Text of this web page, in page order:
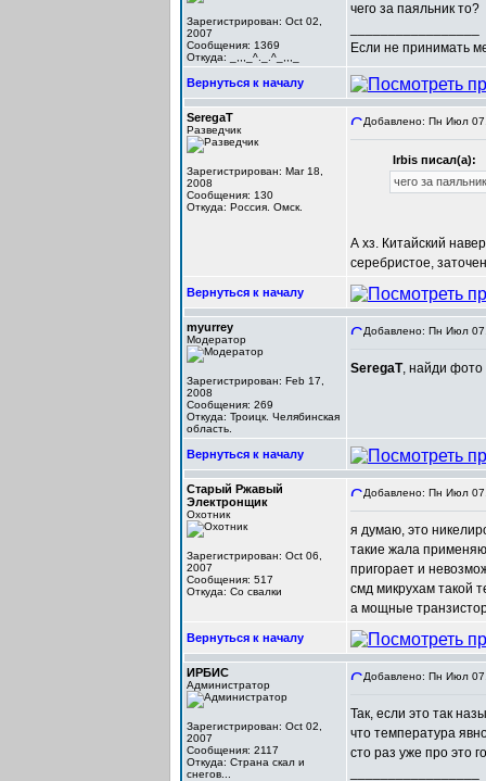
Зарегистрирован: Oct 02,
2007
Сообщения: 1369
Откуда: _,,,_^._.^_,,,_
чего за паяльник то?
Если не принимать
Вернуться к началу
SeregaT
Разведчик
Зарегистрирован: Mar 18,
2008
Сообщения: 130
Откуда: Россия. Омск.
Добавлено: Пн Июл
Irbis писал(а):
чего за
А хз. Китайский
серебристое,
Вернуться к началу
myurrey
Модератор
Зарегистрирован: Feb 17,
2008
Сообщения: 269
Откуда: Троицк. Челябинская
область.
Добавлено: Пн Июл
SeregaT, найди фото
Вернуться к началу
Старый Ржавый
Электронщик
Охотник
Зарегистрирован: Oct 06,
2007
Сообщения: 517
Откуда: Со свалки
Добавлено: Пн Июл
я думаю, это
такие жала
пригорает и
смд микрухам такой
а мощные
Вернуться к началу
ИРБИС
Администратор
Зарегистрирован: Oct 02,
2007
Сообщения: 2117
Откуда: Cтрана скал и
снегов...
Добавлено: Пн Июл
Так, если это так
что температура
сто раз уже про это